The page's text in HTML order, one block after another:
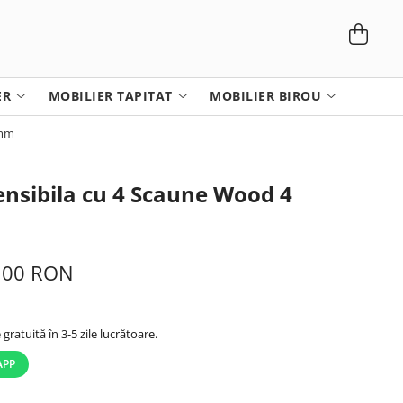
MOBILIER TAPITAT MOBILIER BIROU
cu 4 Scaune Wood 4
RON
în 3-5 zile lucrătoare.